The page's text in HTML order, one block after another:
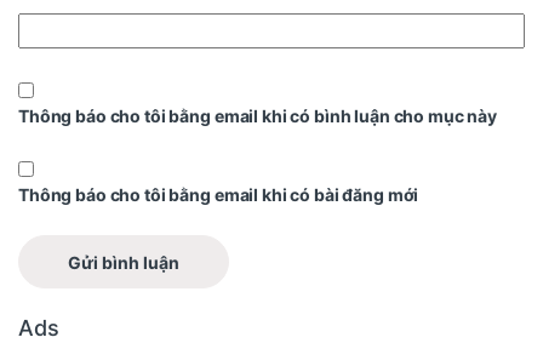
Thông báo cho tôi bằng email khi có bình luận cho mục này
Thông báo cho tôi bằng email khi có bài đăng mới
Ads